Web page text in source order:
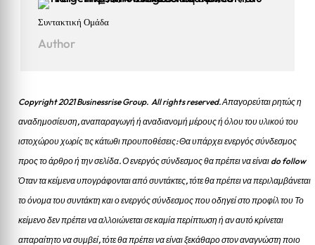
Συντακτική Ομάδα
Author
Copyright 2021 Businessrise Group. All rights reserved. Απαγορεύται ρητώς η
αναδημοσίευση, αναπαραγωγή ή αναδιανομή μέρους ή όλου του υλικού του
ιστοχώρου χωρίς τις κάτωθι προυποθέσεις: Θα υπάρχει ενεργός σύνδεσμος
προς το άρθρο ή την σελίδα.Ο ενεργός σύνδεσμος θα πρέπει να είναι do follow
Όταν τα κείμενα υπογράφονται από συντάκτες, τότε θα πρέπει να περιλαμβάνεται
το όνομα του συντάκτη και ο ενεργός σύνδεσμος που οδηγεί στο προφίλ του Το
κείμενο δεν πρέπει να αλλοιώνεται σε καμία περίπτωση ή αν αυτό κρίνεται
απαραίτητο να συμβεί, τότε θα πρέπει να είναι ξεκάθαρο στον αναγνώστη ποιο